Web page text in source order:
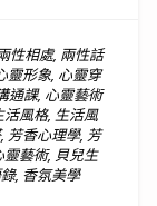
性相處, 兩性話
靈形象, 心靈穿
通課, 心靈藝術
活風格, 生活風
, 芳香心理學, 芳
靈藝術, 貝兒生
, 香氛美學